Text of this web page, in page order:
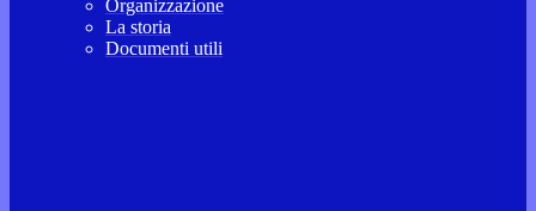
Organizzazione
La storia
Documenti utili